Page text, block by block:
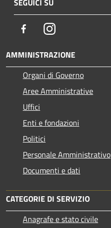
FacebookInstagram
AMMINISTRAZIONE
Organi di Governo
Aree Amministrative
Uffici
Enti e fondazioni
Politici
Personale Amministrativo
Documenti e dati
CATEGORIE DI SERVIZIO
Anagrafe e stato civile